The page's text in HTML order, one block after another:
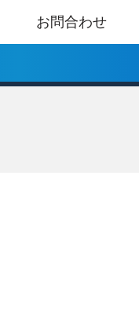
お問合わせ